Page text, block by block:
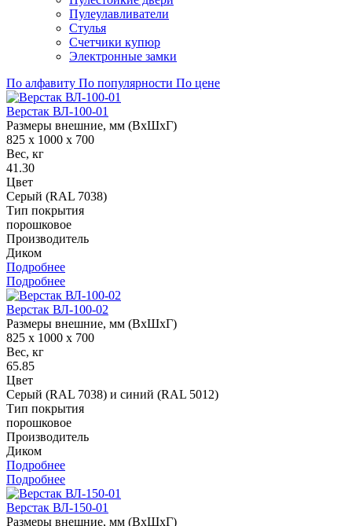
Пулеулавливатели
Стулья
Счетчики купюр
Электронные замки
По алфавиту По популярности По цене
Верстак ВЛ-100-01
Размеры внешние, мм (ВхШхГ)
825 x 1000 x 700
Вес, кг
41.30
Цвет
Серый (RAL 7038)
Тип покрытия
порошковое
Производитель
Диком
Подробнее
Подробнее
Верстак ВЛ-100-02
Размеры внешние, мм (ВхШхГ)
825 x 1000 x 700
Вес, кг
65.85
Цвет
Серый (RAL 7038) и синий (RAL 5012)
Тип покрытия
порошковое
Производитель
Диком
Подробнее
Подробнее
Верстак ВЛ-150-01
Размеры внешние, мм (ВхШхГ)